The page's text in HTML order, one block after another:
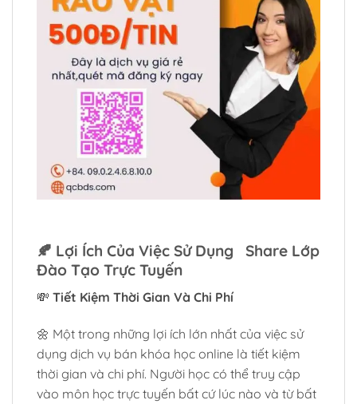
🍂 Lợi Ích Của Việc Sử Dụng Share Lớp
Đào Tạo Trực Tuyến
💸 Tiết Kiệm Thời Gian Và Chi Phí
🌼 Một trong những lợi ích lớn nhất của việc sử
dụng dịch vụ bán khóa học online là tiết kiệm
thời gian và chi phí. Người học có thể truy cập
vào môn học trực tuyến bất cứ lúc nào và từ bất